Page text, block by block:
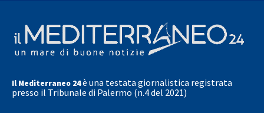
Il Mediterraneo 24è una testata giornalistica registrata
presso il Tribunale di Palermo (n.4 del 2021)